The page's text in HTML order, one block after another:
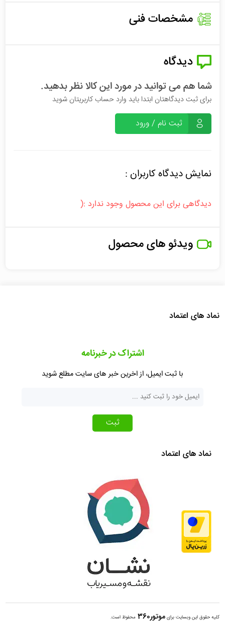
مشخصات فنی
دیدگاه
شما هم می توانید در مورد این کالا نظر بدهید.
برای ثبت دیدگاهتان ابتدا باید وارد حساب کاربریتان شوید
ثبت نام / ورود
نمایش دیدگاه کاربران :
دیدگاهی برای این محصول وجود ندارد :(
ویدئو های محصول
نماد های اعتماد
اشتراک در خبرنامه
با ثبت ایمیل، از اخرین خبر های سایت مطلع شوید
ثبت
نماد های اعتماد
کلیه حقوق این وبسایت برای موتور360 محفوظ است.